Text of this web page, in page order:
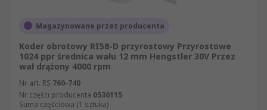
Magazynowane przez producenta
Koder obrotowy RI58-D przyrostowy Przyrostowe
1024 ppr średnica wału 12 mm Hengstler 30V Przez
wał drążony 4000 rpm
Nr art. RS 760-740
Nr części producenta 0536115
Suma częściowa (1 sztuka)